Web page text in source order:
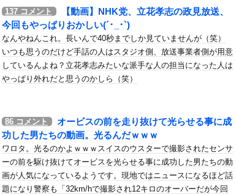
大告知！」→「8月7日は店休日とさせて頂き...
31) 6本 26打点 出塁率...
共感』してしまうｗｗｗｗｗｗｗｗ
影！！【GIF動画あり】
クさせてしまう…
wwwwwww
ドオーダーを終わらせるようです【FGO二部】 ...
本売る（現在946万本達成）」
ダーの情報提供で39億円！お前ら急げ！
椅子にされてたらｗｗｗ
137 コメント
【動画】NHK党、立花孝志の政見放送、
今回もやっぱりおかしい(´･_･`)
なんやねんこれ。長いんで40秒までしか見ていませんが（笑）
いつも思うのだけど手話の人はスタジオ側、放送事業者側が用意
しているんよね？立花孝志みたいな派手な人の担当になった人は
やっぱり外れだと思うのかしら（笑）
86 コメント
オービスの前を走り抜けて光らせる事に成
功した男たちの動画。光るんだｗｗｗ
ワロタ。光るのかよｗｗｗスイスのウスターで撮影されたセンサ
ーの前を駆け抜けてオービスを光らせる事に成功した男たちの動
画が人気になっているようです。現地ではニュースになるほど話
題になり警察も「32km/hで撮影され12キロのオーバーだが今回